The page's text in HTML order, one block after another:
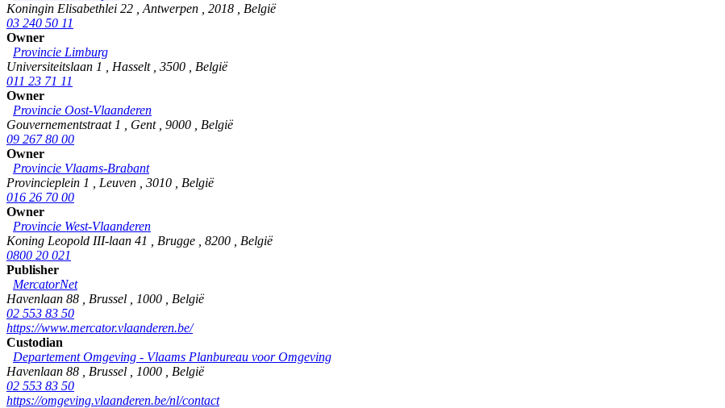
Koningin Elisabethlei 22
Antwerpen 2018
België
03 240 50 11
Owner
Provincie Limburg
Universiteitslaan 1
Hasselt 3500
België
011 23 71 11
Owner
Provincie Oost-Vlaanderen
Gouvernementstraat 1
Gent 9000
België
09 267 80 00
Owner
Provincie Vlaams-Brabant
Provincieplein 1
Leuven 3010
België
016 26 70 00
Owner
Provincie West-Vlaanderen
Koning Leopold III-laan 41
Brugge 8200
België
0800 20 021
Publisher
MercatorNet
Havenlaan 88
Brussel 1000
België
02 553 83 50
https://www.mercator.vlaanderen.be/
Custodian
Departement Omgeving - Vlaams Planbureau voor Omgeving
Havenlaan 88
Brussel 1000
België
02 553 83 50
https://omgeving.vlaanderen.be/nl/contact